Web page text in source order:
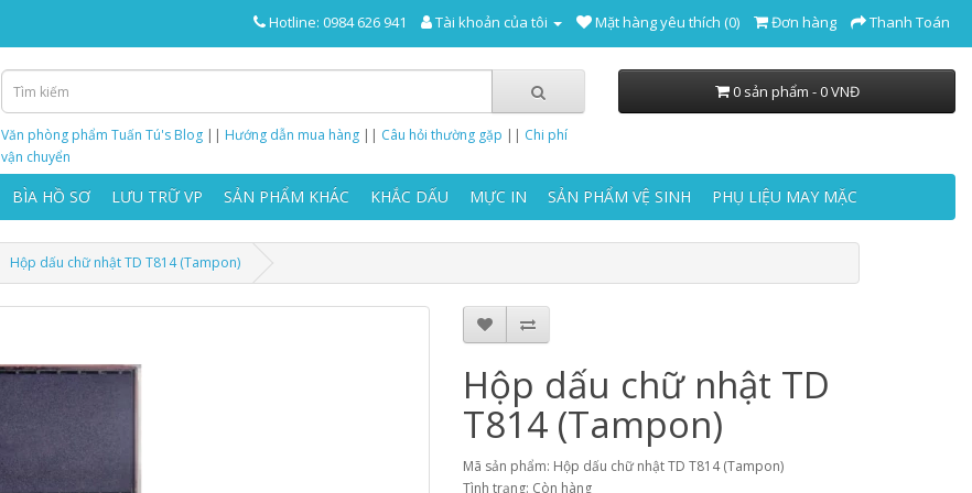
Hotline: 0984 626 941 Tài khoản của tôi Mặt hàng yêu thích (0) Đơn hàng Thanh Toán
Văn phòng phẩm Tuấn Tú's Blog || Hướng dẫn mua hàng || Câu hỏi thường gặp || Chi phí
vận chuyển
0 sản phẩm - 0 VNĐ
BÌA HỒ SƠ LƯU TRỮ VP SẢN PHẨM KHÁC KHẮC DẤU MỰC IN SẢN PHẨM VỆ SINH PHỤ LIỆU MAY MẶC
Hộp dấu chữ nhật TD T814 (Tampon)
Hộp dấu chữ nhật TD
T814 (Tampon)
Mã sản phẩm: Hộp dấu chữ nhật TD T814 (Tampon)
Tình trạng: Còn hàng